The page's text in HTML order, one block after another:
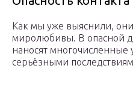
Как мы уже выяснили,
миролюбивы. В опасной
наносят многочисленные
серьёзными